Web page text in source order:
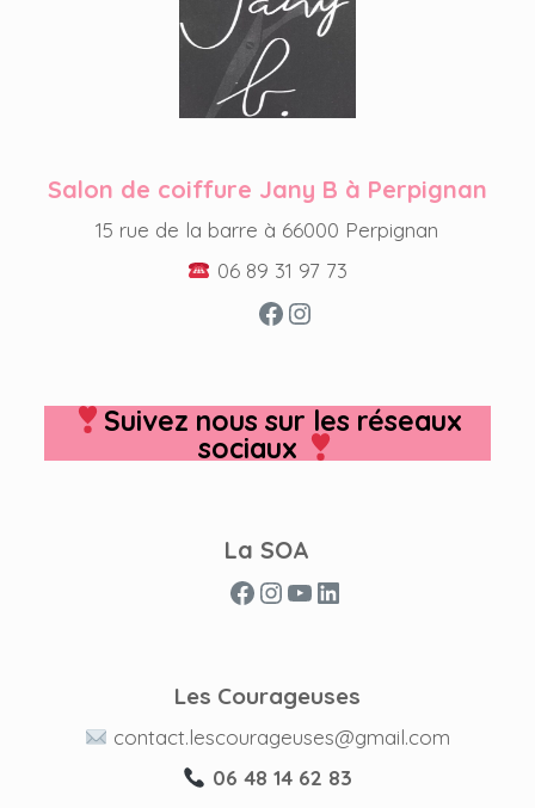
Salon de coiffure Jany B à Perpignan
15 rue de la barre à 66000 Perpignan
06 89 31 97 73
Facebook
Instagram
Suivez nous sur les réseaux
sociaux
La SOA
Facebook
Instagram
YouTube
LinkedIn
Les Courageuses
contact.lescourageuses@gmail.com
06 48 14 62 83